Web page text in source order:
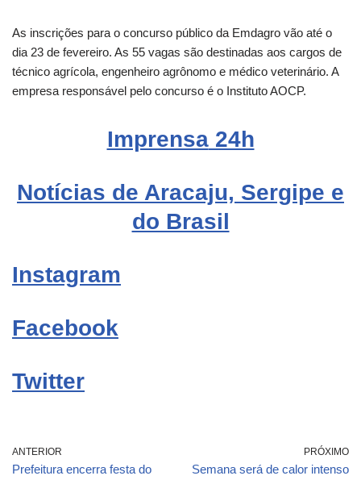
As inscrições para o concurso público da Emdagro vão até o
dia 23 de fevereiro. As 55 vagas são destinadas aos cargos de
técnico agrícola, engenheiro agrônomo e médico veterinário. A
empresa responsável pelo concurso é o Instituto AOCP.
Imprensa24h
Notícias de Aracaju, Sergipe e
do Brasil
Instagram
Facebook
Twitter
ANTERIOR
Prefeitura encerra festa do
PRÓXIMO
Semana será de calor intenso